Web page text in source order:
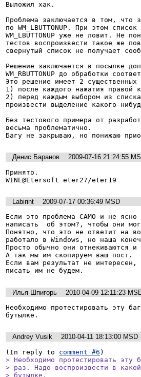
Выложил хак.
Проблема заключается в том,
по WM_LBUTTONUP. При этом список
WM_LBUTTONUP уже не ловит. Не
тестов воспроизвести такое же
свернутый список не получает
Решение заключается в посылке
WM_RBUTTONUP до обработки
Это решение имеет 2 существенных
1) после каждого нажатия правой
2) перед каждым выбором из
произвести выделение какого-
Без тестового примера от
весьма проблематично.
Багу не закрываю, но понижаю
Денис Баранов
2009-07-16 21:24:55
Принято.
WINE@Etersoft eter27/eter19
Labirint
2009-07-17 00:36:49 MSD
Если это проблема САМО и не
написать  об этом?, чтобы они
Понятно, что это не ответит на
работало в Windows, но наша
Просто обычно они отнекиваются
А так мы им скопируем ваш пост.
Если вам результат не интересен,
писать им не будем.
Илья Шпигорь
2010-04-09 12:11:23
Необходимо протестировать эту
бутылке.
Andrey Vusik
2010-04-11 18:13:00 MSD
(In reply to comment #6
> Необходимо протестировать эту
> раз. Надо воспроизвести в
> бутылке.